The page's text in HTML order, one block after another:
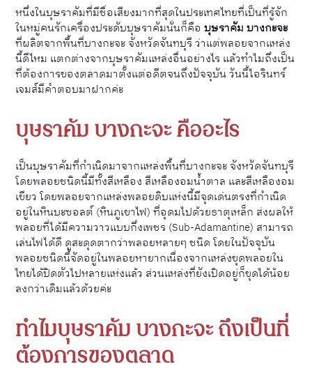
หนึ่งในบุษราคัมที่มีชื่อเสียงมากที่สุดในประเทศไทยที่เป็นที่รู้จัก
ในหมู่คนรักเครื่องประดับบุษราคัมนั่นก็คือบุษราคัม บางกะจะ
ที่ผลิตจากพื้นที่บางกะจะ จังหวัดจันทบุรี ว่าแต่พลอยจากแหล่ง
นี้ดีไหม แตกต่างจากบุษราคัมแหล่งอื่นอย่างไร แล้วทำไมถึงเป็น
ที่ต้องการของตลาดมาตั้งแต่อดีตจนถึงปัจจุบัน วันนี้ไอรินทร์
เจมส์มีคำตอบมาฝากค่ะ
บุษราคัม บางกะจะ คืออะไร
เป็นบุษราคัมที่กำเนิดมาจากแหล่งพื้นที่บางกะจะ จังหวัดจันทบุรี
โดยพลอยชนิดนี้มีทั้งสีเหลือง สีเหลืองอมน้ำตาล และสีเหลืองอม
เขียว โดยพลอยจากแหล่งพลอยดิบแห่งนี้มีจุดเด่นตรงที่กำเนิด
อยู่ในหินบะซอลต์ (หินภูเขาไฟ) ที่อุดมไปด้วยธาตุเหล็ก ส่งผลให้
พลอยที่ได้มีความวาวแบบกึ่งเพชร (Sub-Adamantine) สามารถ
เล่นไฟได้ดี ดูสะดุดตากว่าพลอยหลายๆ ชนิด โดยในปัจจุบัน
พลอยชนิดนี้จัดอยู่ในพลอยหายากเนื่องจากแหล่งขุดพลอยใน
ไทยได้ปิดตัวไปหลายแห่งแล้ว ส่วนแหล่งที่ยังเปิดอยู่ก็ขุดได้น้อย
ลงกว่าเดิมแล้วด้วยค่ะ
ทำไมบุษราคัม บางกะจะ ถึงเป็นที่
ต้องการของตลาด